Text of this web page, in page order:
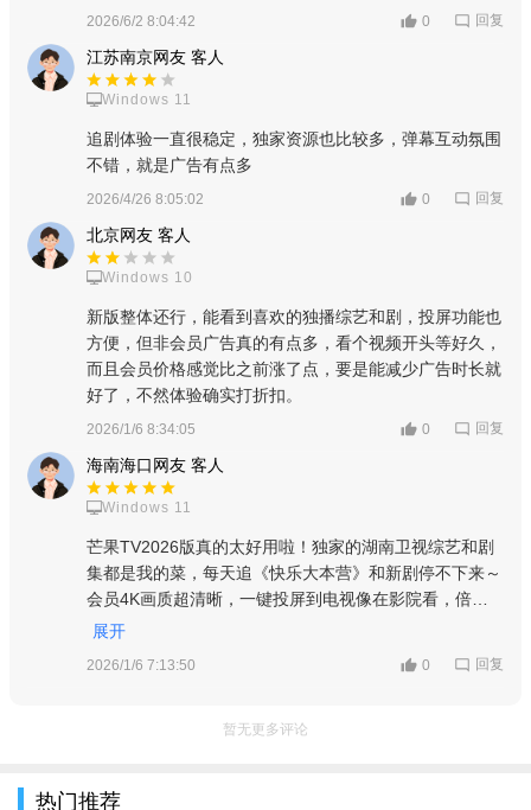
2026/6/2 8:04:42 0 回复
江苏南京网友 客人
Windows 11
追剧体验一直很稳定，独家资源也比较多，弹幕互动氛围
不错，就是广告有点多
2026/4/26 8:05:02 0 回复
北京网友 客人
Windows 10
新版整体还行，能看到喜欢的独播综艺和剧，投屏功能也
方便，但非会员广告真的有点多，看个视频开头等好久，
而且会员价格感觉比之前涨了点，要是能减少广告时长就
好了，不然体验确实打折扣。
2026/1/6 8:34:05 0 回复
海南海口网友 客人
Windows 11
芒果TV2026版真的太好用啦！独家的湖南卫视综艺和剧
集都是我的菜，每天追《快乐大本营》和新剧停不下来～
会员4K画质超清晰，一键投屏到电视像在影院看，倍速
跳过无聊片段、弹幕互动也很有意思，离线缓存出门坐车
展开
2026/1/6 7:13:50 0 回复
暂无更多评论
热门推荐